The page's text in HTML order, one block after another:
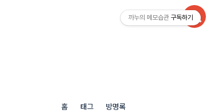
홈 태그 방명록
까누의 메모습관 구독하기